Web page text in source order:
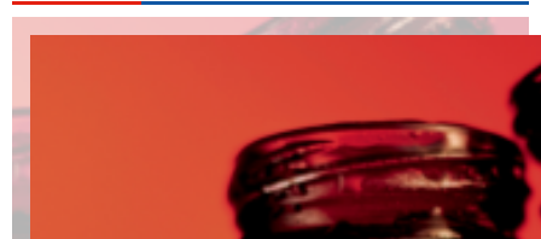
Termine
Bier